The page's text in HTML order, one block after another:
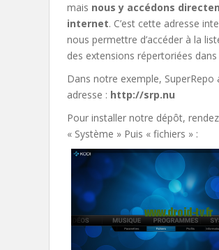
mais nous y accédons
internet. C’est cette adresse
nous permettre d’accéder à la
des extensions répertoriées
Dans notre exemple, SuperRepo
adresse : http://srp.nu
Pour installer notre dépôt,
« Système » Puis « fichiers » :